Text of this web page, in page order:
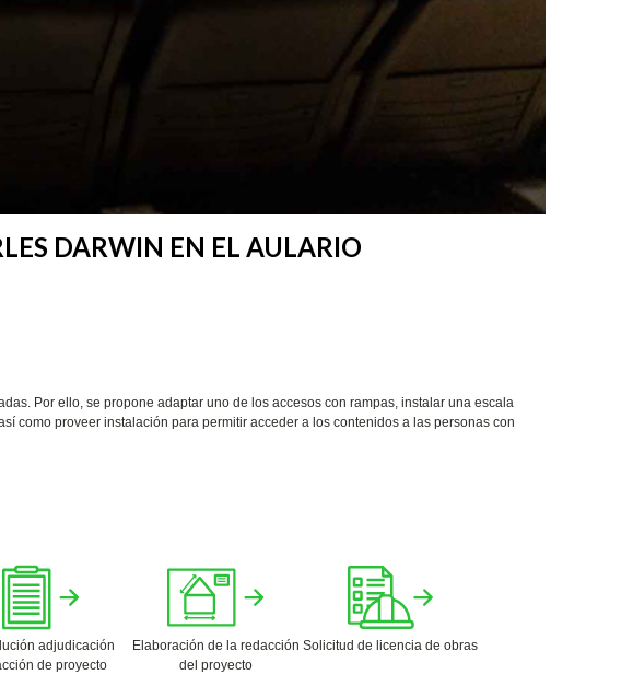
DARWIN EN EL AULARIO
Por ello, se propone adaptar uno de los accesos con rampas, instalar una escala
como proveer instalación para permitir acceder a los contenidos a las personas con
adjudicación
de proyecto
Elaboración de la redacción
del proyecto
Solicitud de licencia de obras